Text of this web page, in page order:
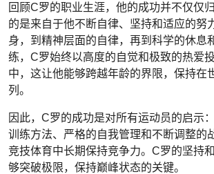
回顾C罗的职业生涯，他的成功并不仅仅
的是来自于他不断自律、坚持和适应的努
身，到精神层面的自律，再到科学的休息
练，C罗始终以高度的自觉和极致的热爱
中，这让他能够跨越年龄的界限，保持在
列。
因此，C罗的成功是对所有运动员的启示
训练方法、严格的自我管理和不断调整的
竞技体育中长期保持竞争力。C罗的坚持
够突破极限，保持巅峰状态的关键。